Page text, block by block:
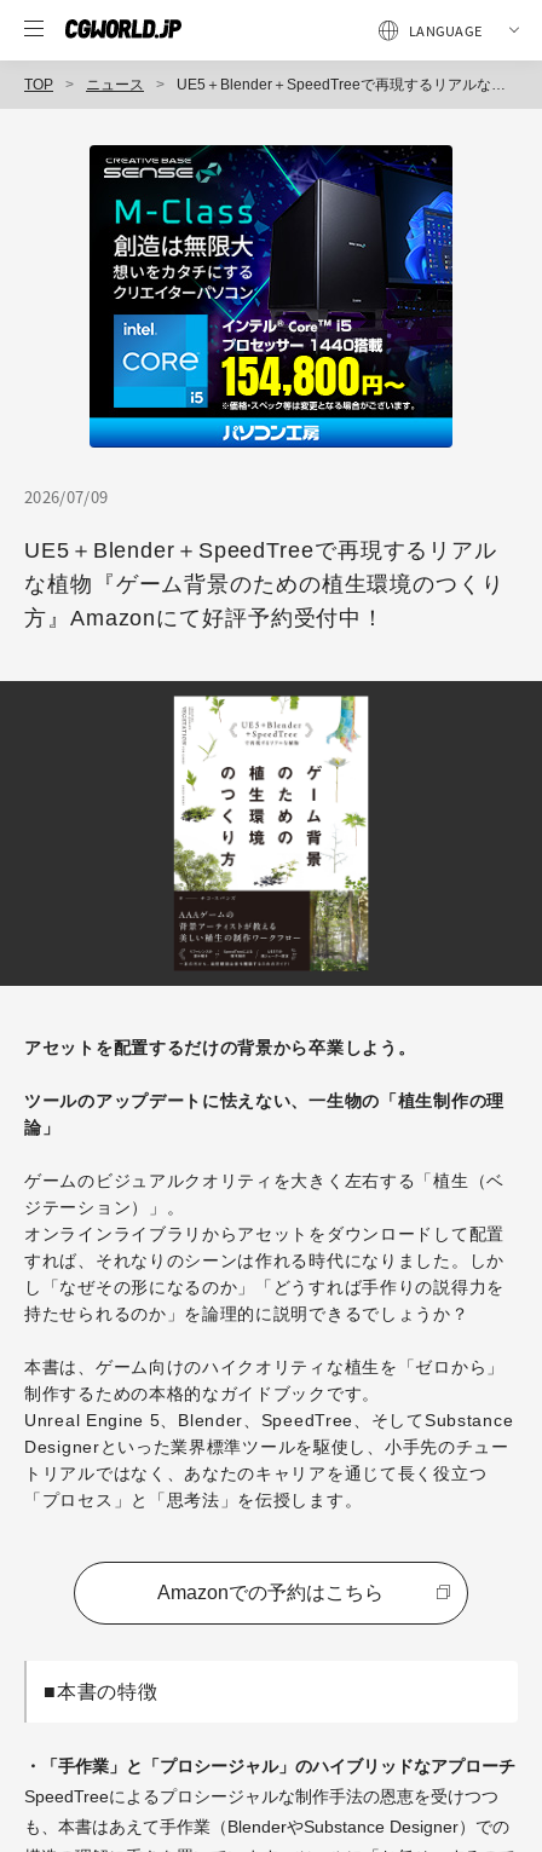
TOP ニュース UE5＋Blender＋SpeedTreeで再現するリアルな植物『ゲーム背景のための植生環境のつくり方』Amazonにて好評予約受付中！
2026/07/09
UE5＋Blender＋SpeedTreeで再現するリアル
な植物『ゲーム背景のための植生環境のつくり
方』Amazonにて好評予約受付中！
アセットを配置するだけの背景から卒業しよう。
ツールのアップデートに怯えない、一生物の「植生制作の理
論」
ゲームのビジュアルクオリティを大きく左右する「植生（ベ
ジテーション）」。
オンラインライブラリからアセットをダウンロードして配置
すれば、それなりのシーンは作れる時代になりました。しか
し「なぜその形になるのか」「どうすれば手作りの説得力を
持たせられるのか」を論理的に説明できるでしょうか？
本書は、ゲーム向けのハイクオリティな植生を「ゼロから」
制作するための本格的なガイドブックです。
Unreal Engine 5、Blender、SpeedTree、そしてSubstance
Designerといった業界標準ツールを駆使し、小手先のチュー
トリアルではなく、あなたのキャリアを通じて長く役立つ
「プロセス」と「思考法」を伝授します。
Amazonでの予約はこちら
■本書の特徴
・「手作業」と「プロシージャル」のハイブリッドなアプローチ
SpeedTreeによるプロシージャルな制作手法の恩恵を受けつつ
も、本書はあえて手作業（BlenderやSubstance Designer）での